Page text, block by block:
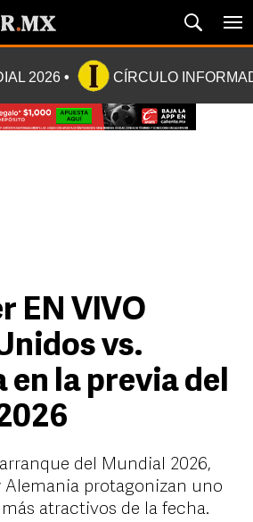
2026 CÍRCULO
EN VIVO
vs.
en la previa del
del Mundial 2026,
Alemania protagonizan uno
atractivos de la fecha.